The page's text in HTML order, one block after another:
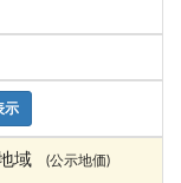
示
域 (公示地価)